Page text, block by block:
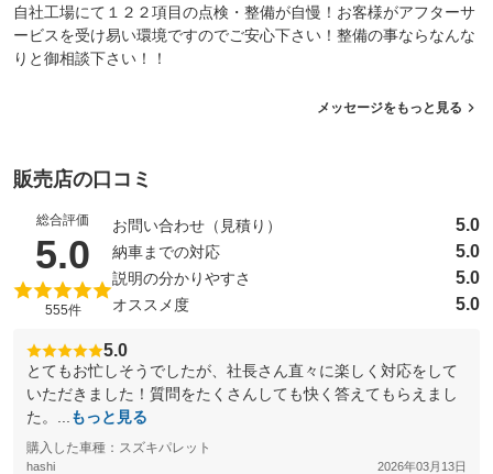
自社工場にて１２２項目の点検・整備が自慢！お客様がアフターサ
ービスを受け易い環境ですのでご安心下さい！整備の事ならなんな
りと御相談下さい！！
メッセージをもっと見る
販売店の口コミ
総合評価
5.0 （5点満点中）
555件
お問い合わせ（見積り） 5.0
納車までの対応 5.0
説明の分かりやすさ 5.0
オススメ度 5.0
5.0
とてもお忙しそうでしたが、社長さん直々に楽しく対応をして
いただきました！質問をたくさんしても快く答えてもらえまし
た。...
もっと見る
購入した車種：スズキパレット
hashi 2026年03月13日